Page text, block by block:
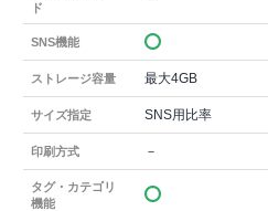
ド
SNS機能
ストレージ容量 最大4GB
サイズ指定 SNS用比率
印刷方式 －
タグ・カテゴリ
機能